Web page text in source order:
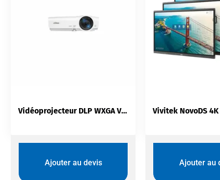
Vidéoprojecteur DLP WXGA Vivitek DW284-ST | 3 700 Lm | Contraste 20 000:1 | 3D | HDMI
Ajouter au devis Ajouter au